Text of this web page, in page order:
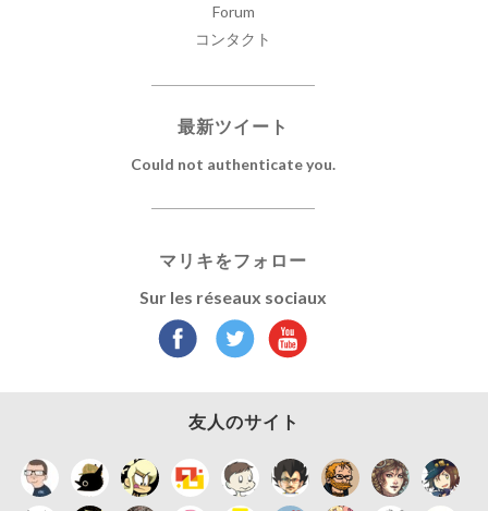
Forum
コンタクト
最新ツイート
Could not authenticate you.
マリキをフォロー
Sur les réseaux sociaux
友人のサイト